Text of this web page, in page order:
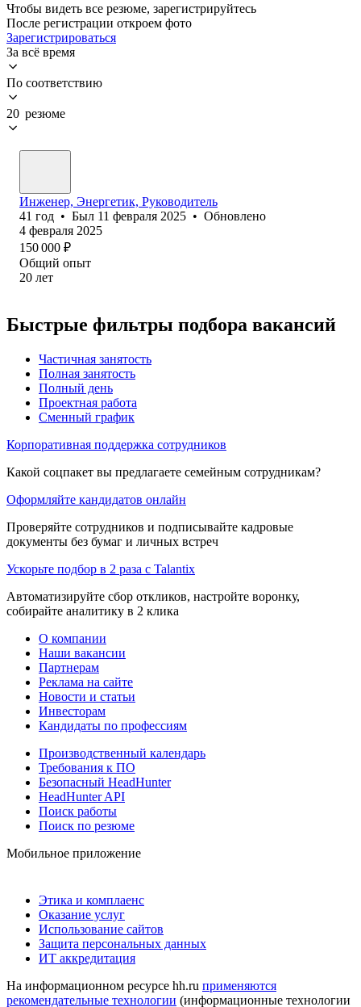
Чтобы видеть все резюме, зарегистрируйтесь
После регистрации откроем фото
Зарегистрироваться
За всё время
По соответствию
20 резюме
Инженер, Энергетик, Руководитель
41 год • Был 11 февраля 2025 • Обновлено
4 февраля 2025
150 000 ₽
Общий опыт
20 лет
Быстрые фильтры подбора вакансий
Частичная занятость
Полная занятость
Полный день
Проектная работа
Сменный график
Корпоративная поддержка сотрудников
Какой соцпакет вы предлагаете семейным сотрудникам?
Оформляйте кандидатов онлайн
Проверяйте сотрудников и подписывайте кадровые
документы без бумаг и личных встреч
Ускорьте подбор в 2 раза с Talantix
Автоматизируйте сбор откликов, настройте воронку,
собирайте аналитику в 2 клика
О компании
Наши вакансии
Партнерам
Реклама на сайте
Новости и статьи
Инвесторам
Кандидаты по профессиям
Производственный календарь
Требования к ПО
Безопасный HeadHunter
HeadHunter API
Поиск работы
Поиск по резюме
Мобильное приложение
Этика и комплаенс
Оказание услуг
Использование сайтов
Защита персональных данных
ИТ аккредитация
На информационном ресурсе hh.ru применяются
рекомендательные технологии (информационные технологии